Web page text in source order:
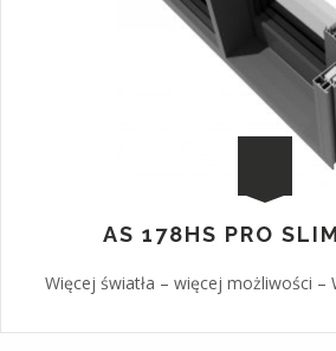
AS 178HS PRO
Więcej światła – więcej możliwości –